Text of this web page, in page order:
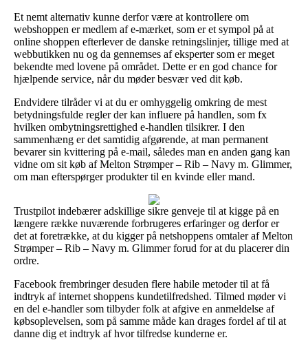
Et nemt alternativ kunne derfor være at kontrollere om
webshoppen er medlem af e-mærket, som er et sympol på at
online shoppen efterlever de danske retningslinjer, tillige med at
webbutikken nu og da gennemses af eksperter som er meget
bekendte med lovene på området. Dette er en god chance for
hjælpende service, når du møder besvær ved dit køb.
Endvidere tilråder vi at du er omhyggelig omkring de mest
betydningsfulde regler der kan influere på handlen, som fx
hvilken ombytningsrettighed e-handlen tilsikrer. I den
sammenhæng er det samtidig afgørende, at man permanent
bevarer sin kvittering på e-mail, således man en anden gang kan
vidne om sit køb af Melton Strømper – Rib – Navy m. Glimmer,
om man efterspørger produkter til en kvinde eller mand.
Trustpilot indebærer adskillige sikre genveje til at kigge på en
længere række nuværende forbrugeres erfaringer og derfor er
det at foretrække, at du kigger på netshoppens omtaler af Melton
Strømper – Rib – Navy m. Glimmer forud for at du placerer din
ordre.
Facebook frembringer desuden flere habile metoder til at få
indtryk af internet shoppens kundetilfredshed. Tilmed møder vi
en del e-handler som tilbyder folk at afgive en anmeldelse af
købsoplevelsen, som på samme måde kan drages fordel af til at
danne dig et indtryk af hvor tilfredse kunderne er.